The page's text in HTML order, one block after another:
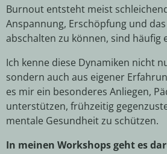
Burnout entsteht meist
Anspannung, Erschöpfung und
abschalten zu können, sind häufig
Ich kenne diese Dynamiken nicht
sondern auch aus eigener
es mir ein besonderes Anliegen,
unterstützen, frühzeitig
mentale Gesundheit zu schützen.
In meinen Workshops geht es